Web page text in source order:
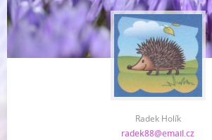
Radek Holík
radek88@email.cz